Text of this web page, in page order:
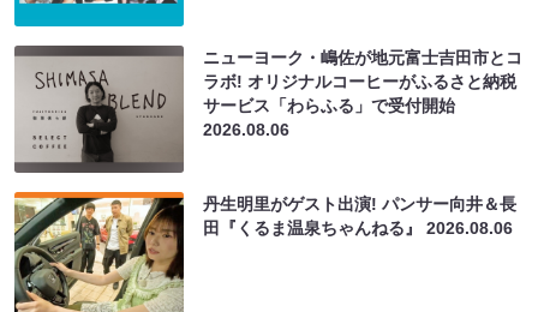
ニューヨーク・嶋佐が地元富士吉田市とコ
ラボ! オリジナルコーヒーがふるさと納税
サービス「わらふる」で受付開始
2026.08.06
丹生明里がゲスト出演! パンサー向井＆長
田『くるま温泉ちゃんねる』2026.08.06